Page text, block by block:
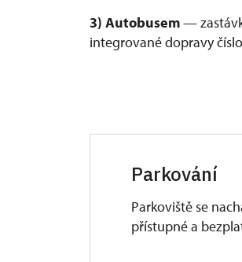
3) Autobusem—
integrované dopravy
Parkování
Parkoviště se
přístupné a